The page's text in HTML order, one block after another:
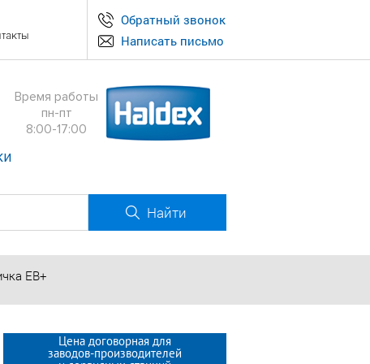
Обратный звонок
Написать письмо
Время работы
пн-пт
8:00-17:00
Найти
ЕВ+
Цена договорная для
заводов-производителей